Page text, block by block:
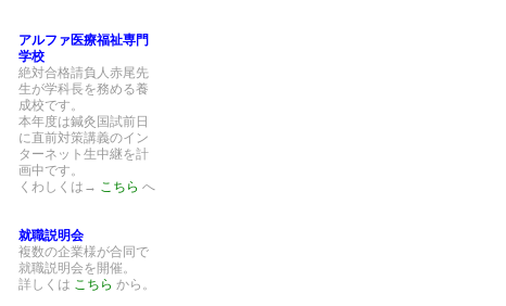
アルファ医療福祉専門
学校
絶対合格請負人赤尾先
生が学科長を務める養
成校です。
本年度は鍼灸国試前日
に直前対策講義のイン
ターネット生中継を計
画中です。
くわしくは→ こちら へ
就職説明会
複数の企業様が合同で
就職説明会を開催。
詳しくは こちら から。